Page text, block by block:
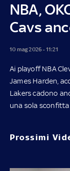
NBA,
Cavs
10 mag 2026 - 11:21
Ai playoff NBA
James Harden,
Lakers cadono
una sola
Prossimi